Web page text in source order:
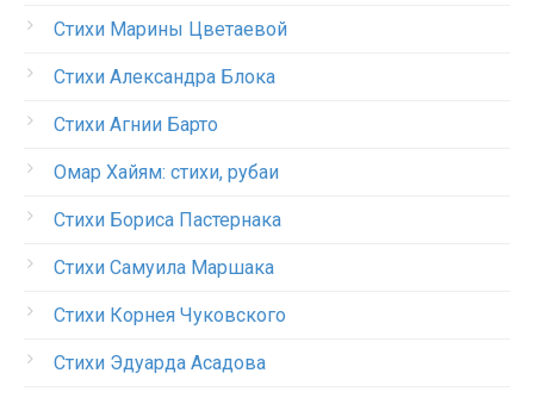
Стихи Марины Цветаевой
Стихи Александра Блока
Стихи Агнии Барто
Омар Хайям: стихи, рубаи
Стихи Бориса Пастернака
Стихи Самуила Маршака
Стихи Корнея Чуковского
Стихи Эдуарда Асадова